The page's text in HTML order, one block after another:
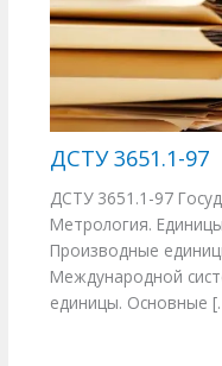
ДСТУ 3651.1-97
ДСТУ 3651.1-97
Метрология.
Производные
Международной
единицы. Основные